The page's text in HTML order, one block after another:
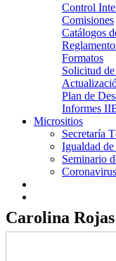
Control
Comisiones
Catálogos
Formatos
Solicitud
Plan de
Informes
Micrositios
Secretaría
Igualdad
Seminario
Coronavirus
Carolina